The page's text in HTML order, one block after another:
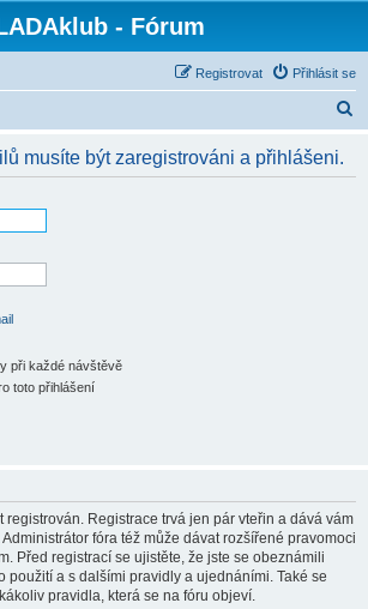
- Fórum
Přihlásit se
Registrovat
musíte být zaregistrováni a přihlášeni.
při každé návštěvě
toto přihlášení
registrován. Registrace trvá jen pár vteřin a dává vám
fóra též může dávat rozšířené pravomoci
Před registrací se ujistěte, že jste se obeznámili
použití a s dalšími pravidly a ujednáními. Také se
pravidla, která se na fóru objeví.